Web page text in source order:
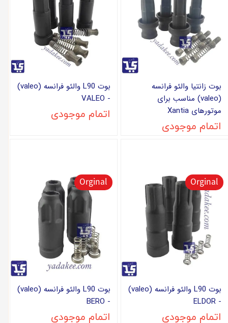
بوت زانتیا والئو فرانسه
(valeo) مناسب برای
موتورهای Xantia
اتمام موجودی
بوت L90 والئو فرانسه (valeo)
- VALEO
اتمام موجودی
بوت L90 والئو فرانسه (valeo)
- ELDOR
اتمام موجودی
Orginal
بوت L90 والئو فرانسه (valeo)
- BERO
اتمام موجودی
Orginal